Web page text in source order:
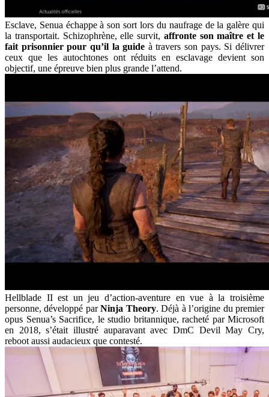
Esclave, Senua échappe à son sort lors du naufrage de la galère qui
la transportait. Schizophrène, elle survit, affronte son maître et le
fait prisonnier pour qu’il la guide à travers son pays. Si délivrer
ceux que les autochtones ont réduits en esclavage devient son
objectif, une épreuve bien plus grande l’attend.
Hellblade II est un jeu d’action-aventure en vue à la troisième
personne, développé parNinja Theory. Déjà à l’origine du premier
opus Senua’s Sacrifice, le studio britannique, racheté par Microsoft
en 2018, s’était illustré auparavant avec DmC Devil May Cry,
reboot aussi audacieux que contesté.